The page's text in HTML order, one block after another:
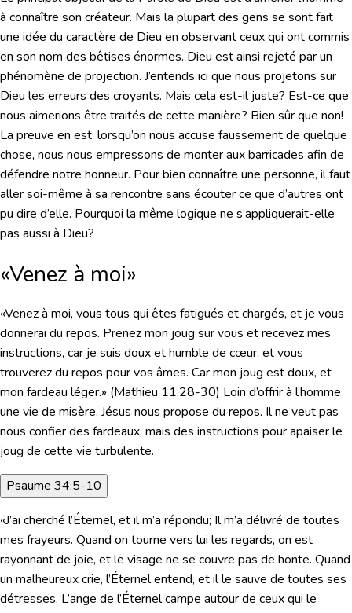
à connaître son créateur. Mais la plupart des gens se sont fait
une idée du caractère de Dieu en observant ceux qui ont commis
en son nom des bêtises énormes. Dieu est ainsi rejeté par un
phénomène de projection. J’entends ici que nous projetons sur
Dieu les erreurs des croyants. Mais cela est-il juste? Est-ce que
nous aimerions être traités de cette manière? Bien sûr que non!
La preuve en est, lorsqu’on nous accuse faussement de quelque
chose, nous nous empressons de monter aux barricades afin de
défendre notre honneur. Pour bien connaître une personne, il faut
aller soi-même à sa rencontre sans écouter ce que d’autres ont
pu dire d’elle. Pourquoi la même logique ne s’appliquerait-elle
pas aussi à Dieu?
«Venez à moi»
«Venez à moi, vous tous qui êtes fatigués et chargés, et je vous
donnerai du repos. Prenez mon joug sur vous et recevez mes
instructions, car je suis doux et humble de cœur; et vous
trouverez du repos pour vos âmes. Car mon joug est doux, et
mon fardeau léger.» (Mathieu 11:28-30) Loin d’offrir à l’homme
une vie de misère, Jésus nous propose du repos. Il ne veut pas
nous confier des fardeaux, mais des instructions pour apaiser le
joug de cette vie turbulente.
Psaume 34:5-10
«J’ai cherché l’Éternel, et il m’a répondu; Il m’a délivré de toutes
mes frayeurs. Quand on tourne vers lui les regards, on est
rayonnant de joie, et le visage ne se couvre pas de honte. Quand
un malheureux crie, l’Éternel entend, et il le sauve de toutes ses
détresses. L’ange de l’Éternel campe autour de ceux qui le